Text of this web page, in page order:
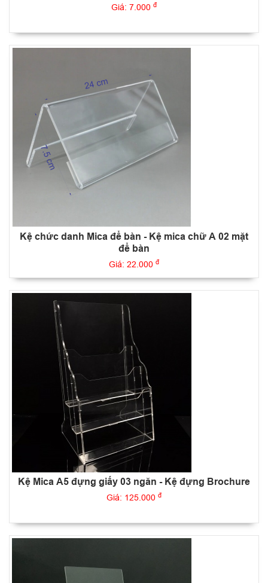
Giá: 7.000 đ
Kệ chức danh Mica để bàn - Kệ mica chữ A 02 mặt
để bàn
Giá: 22.000 đ
Kệ Mica A5 đựng giấy 03 ngăn - Kệ đựng Brochure
Giá: 125.000 đ